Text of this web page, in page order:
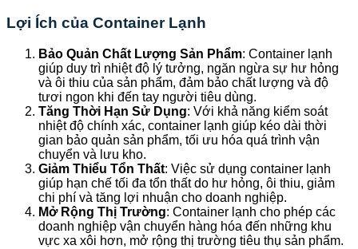
Lợi Ích của Container Lạnh
Bảo Quản Chất Lượng Sản Phẩm: Container lạnh
giúp duy trì nhiệt độ lý tưởng, ngăn ngừa sự hư hỏng
và ôi thiu của sản phẩm, đảm bảo chất lượng và độ
tươi ngon khi đến tay người tiêu dùng.
Tăng Thời Hạn Sử Dụng: Với khả năng kiểm soát
nhiệt độ chính xác, container lạnh giúp kéo dài thời
gian bảo quản sản phẩm, tối ưu hóa quá trình vận
chuyển và lưu kho.
Giảm Thiểu Tổn Thất: Việc sử dụng container lạnh
giúp hạn chế tối đa tổn thất do hư hỏng, ôi thiu, giảm
chi phí và tăng lợi nhuận cho doanh nghiệp.
Mở Rộng Thị Trường: Container lạnh cho phép các
doanh nghiệp vận chuyển hàng hóa đến những khu
vực xa xôi hơn, mở rộng thị trường tiêu thụ sản phẩm.